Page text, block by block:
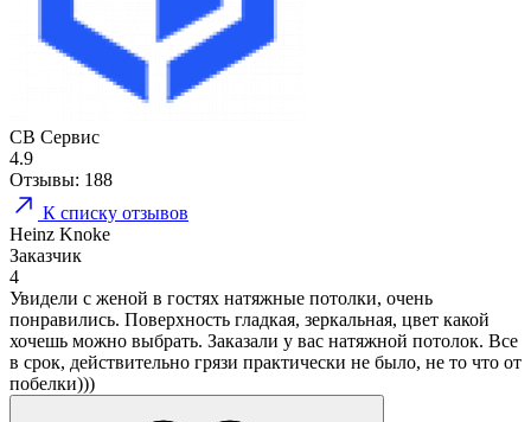
СВ Сервис
4.9
Отзывы: 188
К списку отзывов
Heinz Knoke
Заказчик
4
Увидели с женой в гостях натяжные потолки, очень
понравились. Поверхность гладкая, зеркальная, цвет какой
хочешь можно выбрать. Заказали у вас натяжной потолок. Все
в срок, действительно грязи практически не было, не то что от
побелки)))